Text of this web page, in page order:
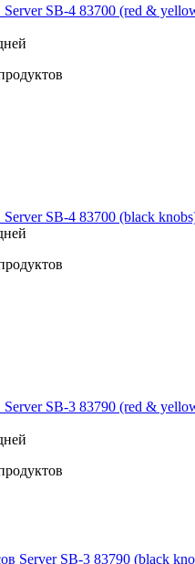
Server SB-4 83700 (red &
Server SB-4 83700 (black
Server SB-3 83790 (red &